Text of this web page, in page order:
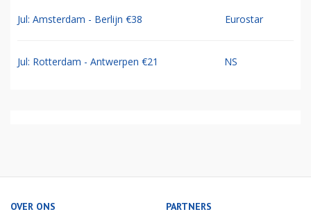
Jul: Amsterdam - Berlijn €38 Eurostar
Jul: Rotterdam - Antwerpen €21 NS
OVER ONS PARTNERS